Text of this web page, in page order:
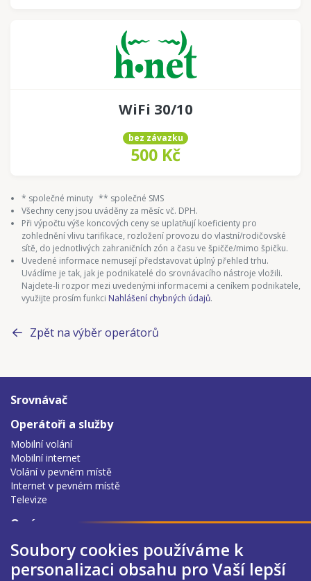
WiFi 30/10
bez závazku
500 Kč
* společné minuty ** společné SMS
Všechny ceny jsou uváděny za měsíc vč. DPH.
Při výpočtu výše koncových ceny se uplatňují koeficienty pro
zohlednění vlivu tarifikace, rozložení provozu do vlastní/rodičovské
sítě, do jednotlivých zahraničních zón a času ve špičče/mimo špičku.
Uvedené informace nemusejí představovat úplný přehled trhu.
Uvádíme je tak, jak je podnikatelé do srovnávacího nástroje vložili.
Najdete-li rozpor mezi uvedenými informacemi a ceníkem podnikatele,
využijte prosím funkci Nahlášení chybných údajů.
Zpět na výběr operátorů
Srovnávač
Operátoři a služby
Mobilní volání
Mobilní internet
Volání v pevném místě
Internet v pevném místě
Televize
O nás
O srovnávacím nástroji
Podmínky užití
Zpracování osobních údajů
Soubory cookies používáme k
personalizaci obsahu pro Vaší lepší